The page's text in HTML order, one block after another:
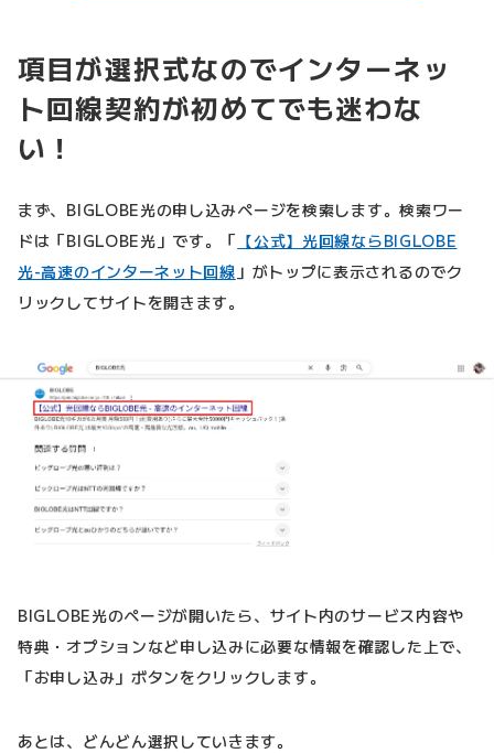
項目が選択式なのでインターネッ
ト回線契約が初めてでも迷わな
い！
まず、BIGLOBE光の申し込みページを検索します。検索ワー
ドは「BIGLOBE光」です。「 【公式】光回線ならBIGLOBE
光-高速のインターネット回線 」がトップに表示されるのでク
リックしてサイトを開きます。
BIGLOBE光のページが開いたら、サイト内のサービス内容や
特典・オプションなど申し込みに必要な情報を確認した上で、
「お申し込み」ボタンをクリックします。
あとは、どんどん選択していきます。